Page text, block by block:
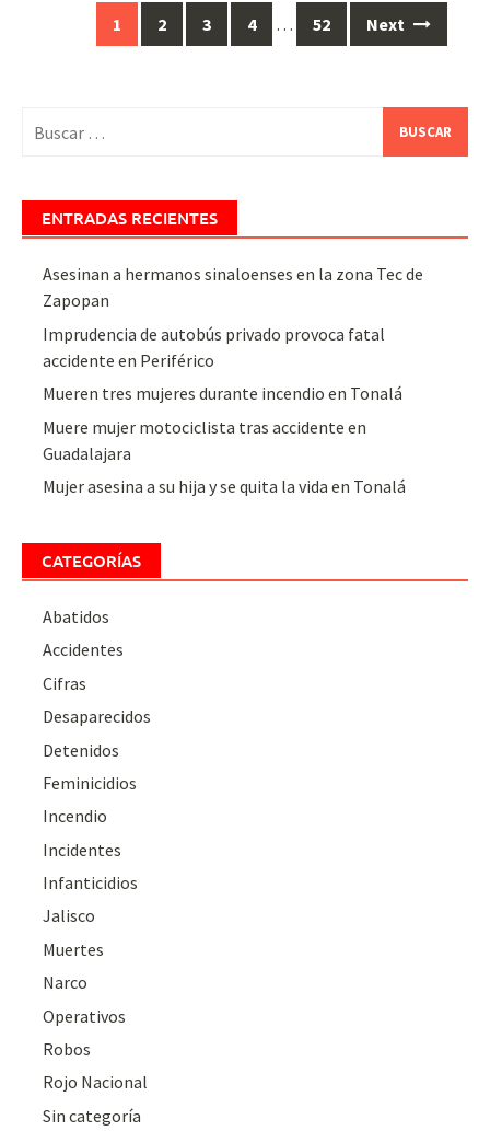
navigation
1 2 3 4 … 52 Next
ENTRADAS RECIENTES
Asesinan a hermanos sinaloenses en la zona Tec de
Zapopan
Imprudencia de autobús privado provoca fatal
accidente en Periférico
Mueren tres mujeres durante incendio en Tonalá
Muere mujer motociclista tras accidente en
Guadalajara
Mujer asesina a su hija y se quita la vida en Tonalá
CATEGORÍAS
Abatidos
Accidentes
Cifras
Desaparecidos
Detenidos
Feminicidios
Incendio
Incidentes
Infanticidios
Jalisco
Muertes
Narco
Operativos
Robos
Rojo Nacional
Sin categoría